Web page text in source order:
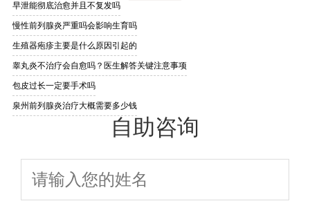
早泄能彻底治愈并且不复发吗
慢性前列腺炎严重吗会影响生育吗
生殖器疱疹主要是什么原因引起的
睾丸炎不治疗会自愈吗？医生解答关键注意事项
包皮过长一定要手术吗
泉州前列腺炎治疗大概需要多少钱
自助咨询